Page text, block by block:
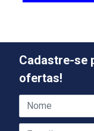
Cadastre-se
ofertas!